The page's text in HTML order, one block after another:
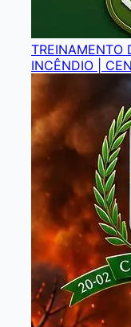
TREINAMENTO
INCÊNDIO |